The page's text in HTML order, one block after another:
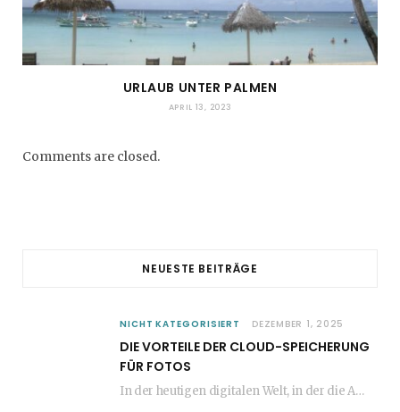
URLAUB UNTER PALMEN
APRIL 13, 2023
Comments are closed.
NEUESTE BEITRÄGE
NICHT KATEGORISIERT DEZEMBER 1, 2025
DIE VORTEILE DER CLOUD-SPEICHERUNG
FÜR FOTOS
In der heutigen digitalen Welt, in der die Anzahl der aufgenommenen Fotos stetig zunimmt, wird…